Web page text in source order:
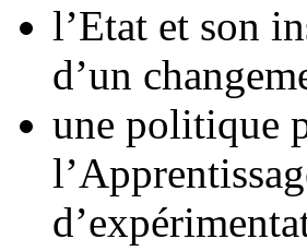
l’Etat et son
d’un
une politique